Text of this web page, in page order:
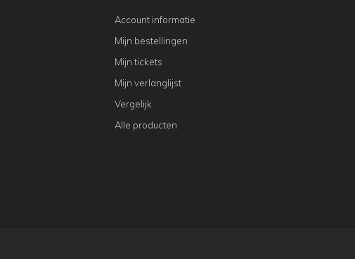
Account informatie
Mijn bestellingen
Mijn tickets
Mijn verlanglijst
Vergelijk
Alle producten